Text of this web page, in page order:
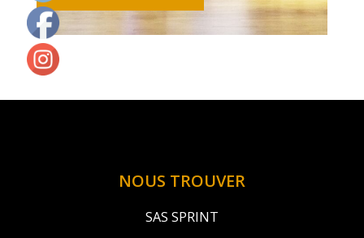
NOUS TROUVER
SAS SPRINT